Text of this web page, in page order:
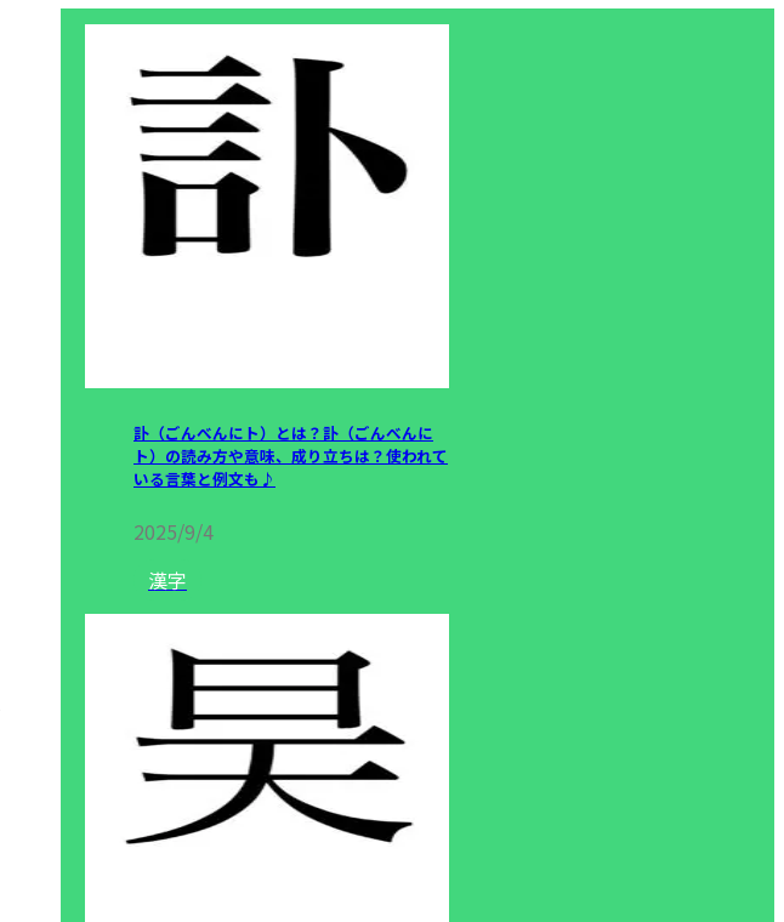
訃（ごんべんにト）とは？訃（ごんべんに
ト）の読み方や意味、成り立ちは？使われて
いる言葉と例文も♪
2025/9/4
漢字